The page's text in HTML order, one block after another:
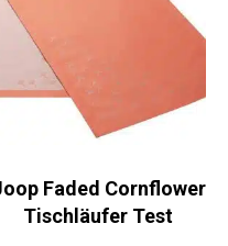
Faded Cornflower
Tischläufer Test